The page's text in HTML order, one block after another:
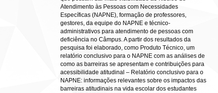
Atendimento às Pessoas com Necessidades
Específicas (NAPNE), formação de professores,
gestores, da equipe do NAPNE e técnico-
administrativos para atendimento de pessoas com
deficiência no Câmpus. A partir dos resultados da
pesquisa foi elaborado, como Produto Técnico, um
relatório conclusivo para o NAPNE com as análises de
como as barreiras se apresentam e contribuições para
acessibilidade atitudinal – Relatório conclusivo para o
NAPNE: informações relevantes sobre os impactos das
barreiras atitudinais na vida escolar dos estudantes